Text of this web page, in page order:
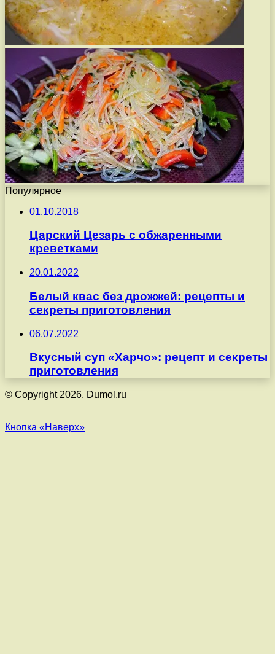
Популярное
01.10.2018
Царский Цезарь с обжаренными
креветками
20.01.2022
Белый квас без дрожжей: рецепты и
секреты приготовления
06.07.2022
Вкусный суп «Харчо»: рецепт и секреты
приготовления
© Copyright 2026, Dumol.ru
Кнопка «Наверх»